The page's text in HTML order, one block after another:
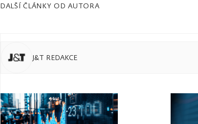
DALŠÍ ČLÁNKY OD AUTORA
J&T REDAKCE